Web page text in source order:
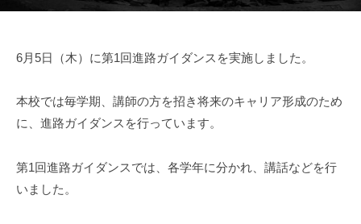
6月5日（木）に第1回進路ガイダンスを実施しました。
本校では毎学期、講師の方を招き将来のキャリア形成のため
に、進路ガイダンスを行っています。
第1回進路ガイダンスでは、各学年に分かれ、講話などを行
いました。